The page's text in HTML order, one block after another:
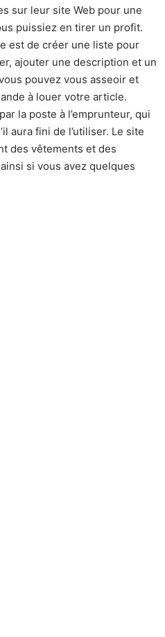
sur leur site Web pour une
puissiez en tirer un profit.
est de créer une liste pour
ajouter une description et un
pouvez vous asseoir et
à louer votre article.
la poste à l’emprunteur, qui
aura fini de l’utiliser. Le site
des vêtements et des
si vous avez quelques